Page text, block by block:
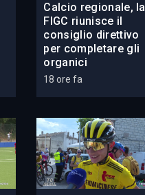
Calcio regionale, la
FIGC riunisce il
consiglio direttivo
per completare gli
organici
18 ore fa